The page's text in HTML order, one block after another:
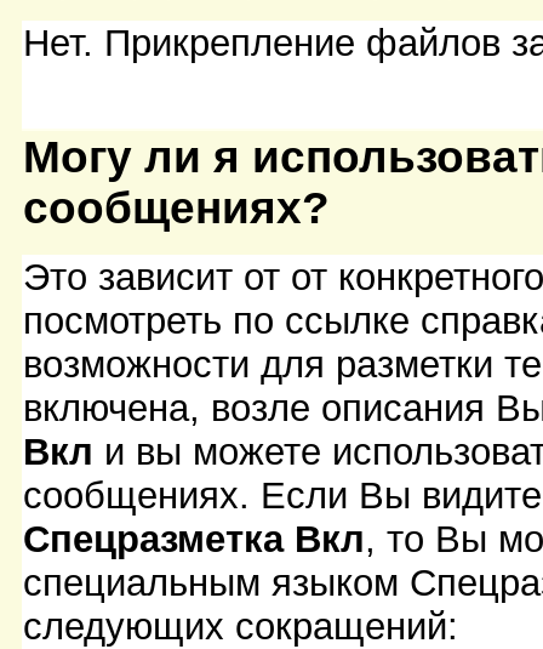
Нет. Прикрепление файлов
Могу ли я
сообщениях?
Это зависит от от
посмотреть по ссылке
возможности для разметки
включена, возле описания
Вкл и вы можете
сообщениях. Если Вы
Спецразметка Вкл, то Вы
специальным языком
следующих сокращений: